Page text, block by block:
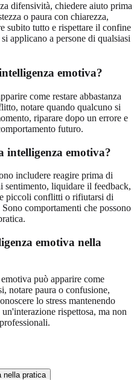
difensività, chiedere aiuto prima
o paura con chiarezza,
subito tutto e rispettare il confine
applicano a persone di qualsiasi
emotiva?
come restare abbastanza
notare quando qualcuno si
riparare dopo un errore e
futuro.
intelligenza emotiva?
includere reagire prima di
sentimento, liquidare il feedback,
piccoli conflitti o rifiutarsi di
comportamenti che possono
emotiva nella
può apparire come
notare paura o confusione,
lo stress mantenendo
rispettosa, ma non
nella pratica